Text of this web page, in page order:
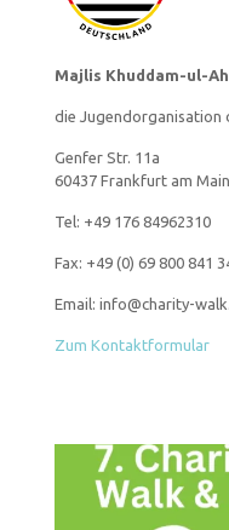
Majlis Khuddam-ul-
die Jugendorganisation
Genfer Str. 11a
60437 Frankfurt am Main
Tel: +49 176 84962310
Fax: +49 (0) 69 800 841
Email: info@charity-
Zum Kontaktformular